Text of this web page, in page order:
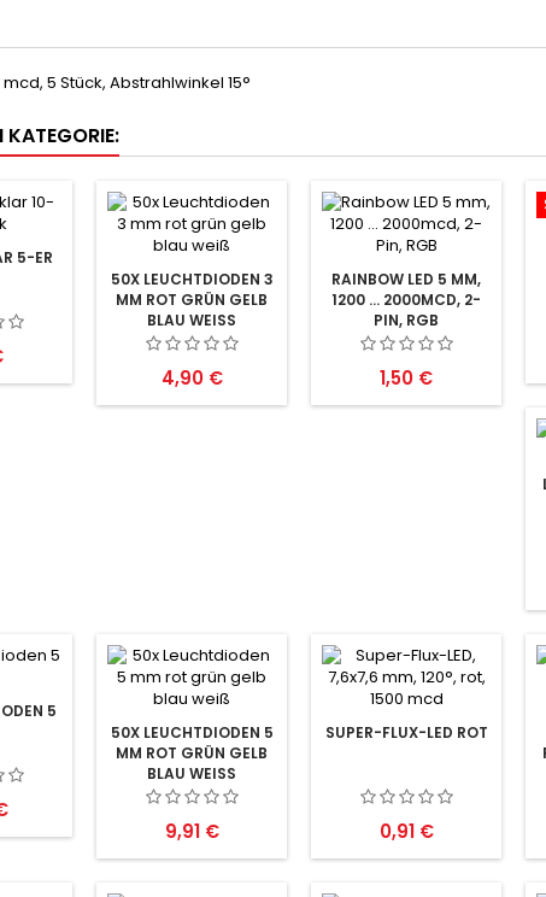
5 Stück, Abstrahlwinkel 15°
KATEGORIE:
5-ER
50X LEUCHTDIODEN 3
MM ROT GRÜN GELB
BLAU WEISS
Preis
4,90 €
RAINBOW LED 5 MM,
1200 ... 2000MCD, 2-
PIN, RGB
Preis
1,50 €
5
50X LEUCHTDIODEN 5
MM ROT GRÜN GELB
BLAU WEISS
Preis
9,91 €
SUPER-FLUX-LED ROT
Preis
0,91 €